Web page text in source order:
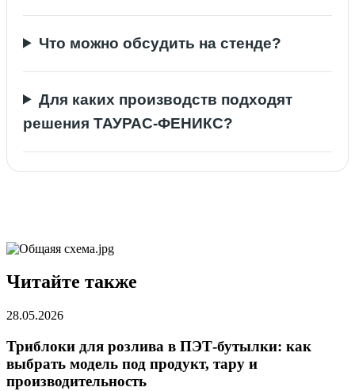
Что можно обсудить на стенде?
Для каких производств подходят
решения ТАУРАС-ФЕНИКС?
Читайте также
28.05.2026
Триблоки для розлива в ПЭТ-бутылки: как
выбрать модель под продукт, тару и
производительность